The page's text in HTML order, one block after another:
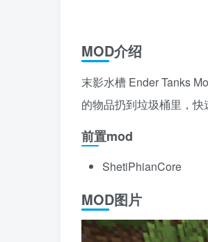
MOD介绍
末影水槽 Ender Tanks
的物品扔到垃圾桶里，快
前置mod
ShetiPhianCore
MOD图片